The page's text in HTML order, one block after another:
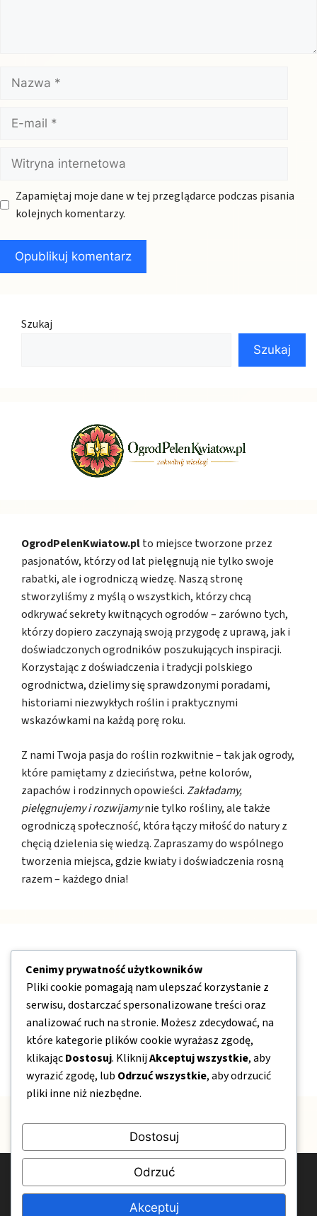
Nazwa
mail
Witryna
internetowa
Zapamiętaj moje dane w tej przeglądarce podczas pisania
kolejnych komentarzy.
Szukaj
Szukaj
OgrodPelenKwiatow.plto miejsce tworzone przez
pasjonatów, którzy od lat pielęgnują nie tylko swoje
rabatki, ale i ogrodniczą wiedzę. Naszą stronę
stworzyliśmy z myślą o wszystkich, którzy chcą
odkrywać sekrety kwitnących ogrodów – zarówno tych,
którzy dopiero zaczynają swoją przygodę z uprawą, jak i
doświadczonych ogrodników poszukujących inspiracji.
Korzystając z doświadczenia i tradycji polskiego
ogrodnictwa, dzielimy się sprawdzonymi poradami,
historiami niezwykłych roślin i praktycznymi
wskazówkami na każdą porę roku.
Z nami Twoja pasja do roślin rozkwitnie – tak jak ogrody,
które pamiętamy z dzieciństwa, pełne kolorów,
zapachów i rodzinnych opowieści.Zakładamy,
pielęgnujemy i rozwijamynie tylko rośliny, ale także
ogrodniczą społeczność, która łączy miłość do natury z
chęcią dzielenia się wiedzą. Zapraszamy do wspólnego
tworzenia miejsca, gdzie kwiaty i doświadczenia rosną
razem – każdego dnia!
Nawigacja
O nas
Kontakt
Mapa strony
Polityka prywatności
© 2026 OgrodPelenKwiatow.pl
Polityka prywatności
Kontakt
Cenimy prywatność użytkowników
Pliki cookie pomagają nam ulepszać korzystanie z
serwisu, dostarczać spersonalizowane treści oraz
analizować ruch na stronie. Możesz zdecydować, na
które kategorie plików cookie wyrażasz zgodę,
klikającDostosuj. KliknijAkceptuj wszystkie, aby
wyrazić zgodę, lub Odrzuć wszystkie, aby odrzucić
pliki inne niż niezbędne.
Dostosuj
Odrzuć
Akceptuj